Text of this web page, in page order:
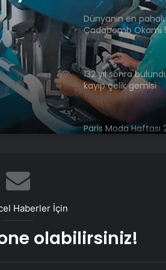
132 yıl sonra
kayıp çelik gemisi
Paris Moda Haftası
çıkarıcı ve güçlü
Frankofon Film
Rimelin
Haberler İçin
olabilirsiniz!